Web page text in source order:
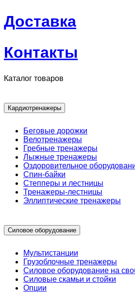
Доставка
Контакты
Каталог товаров
Кардиотренажеры
Беговые дорожки
Велотренажеры
Гребные тренажеры
Лыжные тренажеры
Оздоровительное
Спин-байки
Степперы и лестницы
Тренажеры-лестницы
Эллиптические тренажеры
Силовое оборудование
Мультистанции
Грузоблочные тренажеры
Силовое оборудование на
Силовые скамьи и стойки
Опции